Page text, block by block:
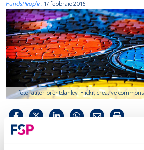
FundsPeople . 17 febbraio 2016
foto: autor brentdanley, Flickr, creative commons
Tempo di lettura: